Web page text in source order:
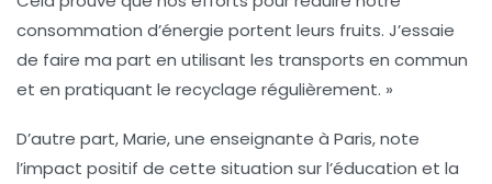
consommation d’énergie portent leurs fruits. J’essaie
de faire ma part en utilisant les transports en commun
et en pratiquant le recyclage régulièrement. »
D’autre part, Marie, une enseignante à Paris, note
l’impact positif de cette situation sur l’éducation et la